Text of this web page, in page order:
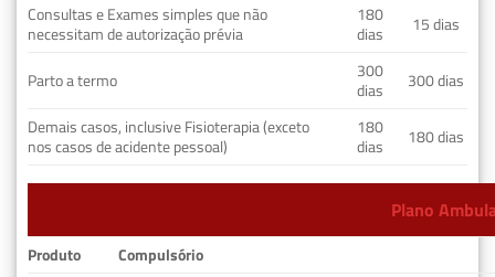
Consultas e Exames simples que não
necessitam de autorização prévia
180
dias
15 dias
Parto a termo
300
dias
300 dias
Demais casos, inclusive Fisioterapia (exceto
nos casos de acidente pessoal)
180
dias
180 dias
Plano
Produto
Compulsório